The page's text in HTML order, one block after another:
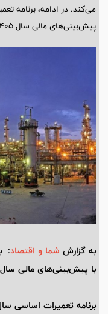
می‌کند. در ادامه، برنامه
پیش‌بینی‌های مالی سال ۱۴۰۵ مورد بررسی قرار می گیرد:
به گزارش شما و اقتصاد:
با پیش‌بینی‌های مالی سال 1405 بدین شرح است:
برنامه تعمیرات اساسی سال